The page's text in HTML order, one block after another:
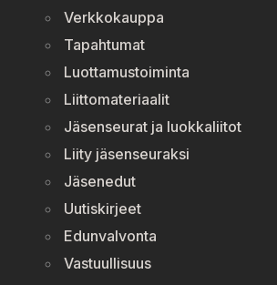
Verkkokauppa
Tapahtumat
Luottamustoiminta
Liittomateriaalit
Jäsenseurat ja luokkaliitot
Liity jäsenseuraksi
Jäsenedut
Uutiskirjeet
Edunvalvonta
Vastuullisuus